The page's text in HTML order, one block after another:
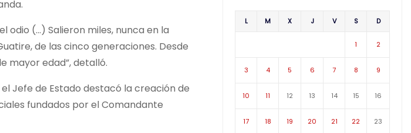
odio (…) Salieron miles, nunca en la
de las cinco generaciones. Desde
mayor edad”, detalló.
Jefe de Estado destacó la creación de
fundados por el Comandante
L M X J V S D
1 2
3 4 5 6 7 8 9
10 11 12 13 14 15 16
17 18 19 20 21 22 23